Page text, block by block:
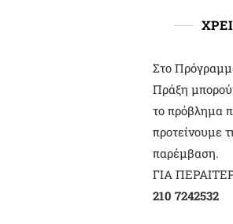
Στο
Πράξη
το πρόβλημα
προτείνουμε
παρέμβαση.
ΓΙΑ
210 7242532